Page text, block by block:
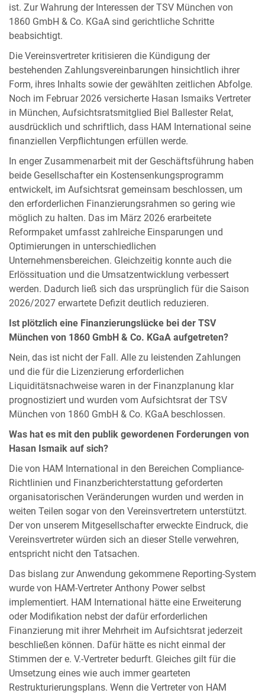
ist. Zur Wahrung der Interessen der TSV München von
1860 GmbH & Co. KGaA sind gerichtliche Schritte
beabsichtigt.
Die Vereinsvertreter kritisieren die Kündigung der
bestehenden Zahlungsvereinbarungen hinsichtlich ihrer
Form, ihres Inhalts sowie der gewählten zeitlichen Abfolge.
Noch im Februar 2026 versicherte Hasan Ismaiks Vertreter
in München, Aufsichtsratsmitglied Biel Ballester Relat,
ausdrücklich und schriftlich, dass HAM International seine
finanziellen Verpflichtungen erfüllen werde.
In enger Zusammenarbeit mit der Geschäftsführung haben
beide Gesellschafter ein Kostensenkungsprogramm
entwickelt, im Aufsichtsrat gemeinsam beschlossen, um
den erforderlichen Finanzierungsrahmen so gering wie
möglich zu halten. Das im März 2026 erarbeitete
Reformpaket umfasst zahlreiche Einsparungen und
Optimierungen in unterschiedlichen
Unternehmensbereichen. Gleichzeitig konnte auch die
Erlössituation und die Umsatzentwicklung verbessert
werden. Dadurch ließ sich das ursprünglich für die Saison
2026/2027 erwartete Defizit deutlich reduzieren.
Ist plötzlich eine Finanzierungslücke bei der TSV
München von 1860 GmbH & Co. KGaA aufgetreten?
Nein, das ist nicht der Fall. Alle zu leistenden Zahlungen
und die für die Lizenzierung erforderlichen
Liquiditätsnachweise waren in der Finanzplanung klar
prognostiziert und wurden vom Aufsichtsrat der TSV
München von 1860 GmbH & Co. KGaA beschlossen.
Was hat es mit den publik gewordenen Forderungen von
Hasan Ismaik auf sich?
Die von HAM International in den Bereichen Compliance-
Richtlinien und Finanzberichterstattung geforderten
organisatorischen Veränderungen wurden und werden in
weiten Teilen sogar von den Vereinsvertretern unterstützt.
Der von unserem Mitgesellschafter erweckte Eindruck, die
Vereinsvertreter würden sich an dieser Stelle verwehren,
entspricht nicht den Tatsachen.
Das bislang zur Anwendung gekommene Reporting-System
wurde von HAM-Vertreter Anthony Power selbst
implementiert. HAM International hätte eine Erweiterung
oder Modifikation nebst der dafür erforderlichen
Finanzierung mit ihrer Mehrheit im Aufsichtsrat jederzeit
beschließen können. Dafür hätte es nicht einmal der
Stimmen der e. V.-Vertreter bedurft. Gleiches gilt für die
Umsetzung eines wie auch immer gearteten
Restrukturierungsplans. Wenn die Vertreter von HAM